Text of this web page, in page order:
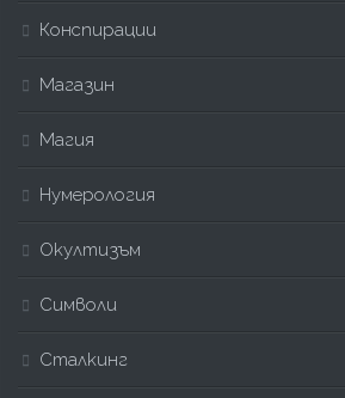
Конспирации
Магазин
Магия
Нумерология
Окултизъм
Символи
Сталкинг